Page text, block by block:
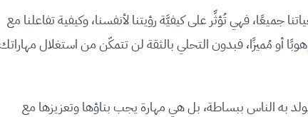
جميعًا، فهي تُؤثِّر على كيفيَّة رؤيتنا لأنفسنا، وكيفية تفاعلنا مع
أو مُميزًا، فبدون التحلي بالثقة لن تتمكّن من استغلال
به الناس ببساطة، بل هي مهارة يجب بناؤها وتعزيزها مع